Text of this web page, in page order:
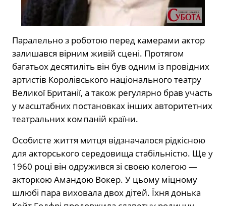
Паралельно з роботою перед камерами актор
залишався вірним живій сцені. Протягом
багатьох десятиліть він був одним із провідних
артистів Королівського національного театру
Великої Британії, а також регулярно брав участь
у масштабних постановках інших авторитетних
театральних компаній країни.
Особисте життя митця відзначалося рідкісною
для акторського середовища стабільністю. Ще у
1960 році він одружився зі своєю колегою —
акторкою Амандою Вокер. У цьому міцному
шлюбі пара виховала двох дітей. Їхня донька